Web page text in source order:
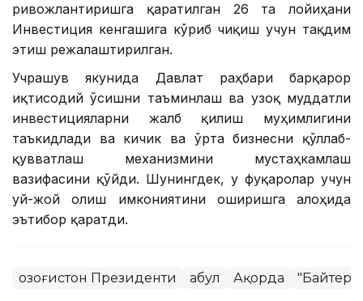
ривожлантиришга қаратилган 26 та лойиҳани
Инвестиция кенгашига кўриб чиқиш учун тақдим
этиш режалаштирилган.
Учрашув якунида Давлат раҳбари барқарор
иқтисодий ўсишни таъминлаш ва узоқ муддатли
инвестицияларни жалб қилиш муҳимлигини
таъкидлади ва кичик ва ўрта бизнесни қўллаб-
қувватлаш механизмини мустаҳкамлаш
вазифасини қўйди. Шунингдек, у фуқаролар учун
уй-жой олиш имкониятини оширишга алоҳида
эътибор қаратди.
Қозоғистон Президенти Қабул Ақорда